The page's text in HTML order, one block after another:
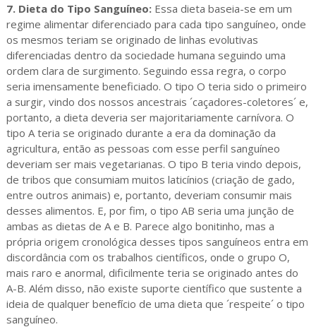
7. Dieta do Tipo Sanguíneo:Essa dieta baseia-se em um
regime alimentar diferenciado para cada tipo sanguíneo, onde
os mesmos teriam se originado de linhas evolutivas
diferenciadas dentro da sociedade humana seguindo uma
ordem clara de surgimento. Seguindo essa regra, o corpo
seria imensamente beneficiado. O tipo O teria sido o primeiro
a surgir, vindo dos nossos ancestrais ´caçadores-coletores´ e,
portanto, a dieta deveria ser majoritariamente carnívora. O
tipo A teria se originado durante a era da dominação da
agricultura, então as pessoas com esse perfil sanguíneo
deveriam ser mais vegetarianas. O tipo B teria vindo depois,
de tribos que consumiam muitos laticínios (criação de gado,
entre outros animais) e, portanto, deveriam consumir mais
desses alimentos. E, por fim, o tipo AB seria uma junção de
ambas as dietas de A e B. Parece algo bonitinho, mas a
própria origem cronológica desses tipos sanguíneos entra em
discordância com os trabalhos científicos, onde o grupo O,
mais raro e anormal, dificilmente teria se originado antes do
A-B. Além disso, não existe suporte científico que sustente a
ideia de qualquer benefício de uma dieta que ´respeite´ o tipo
sanguíneo.